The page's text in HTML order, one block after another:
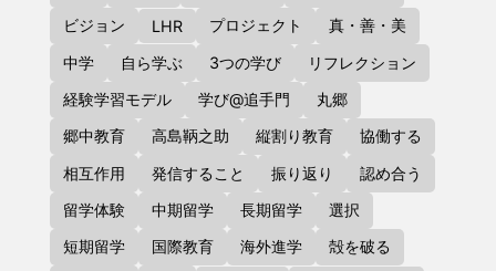
ビジョン
LHR プロジェクト
真・善・美
中学
自ら学ぶ 3つの学び
リフレクション
経験学習モデル
学び@追手門
丸郷
郷中教育
高島鞆之助 縦割り教育
協働する
相互作用
発信すること 振り返り
認め合う
留学体験
中期留学 長期留学
選択
短期留学
国際教育 海外進学
殻を破る